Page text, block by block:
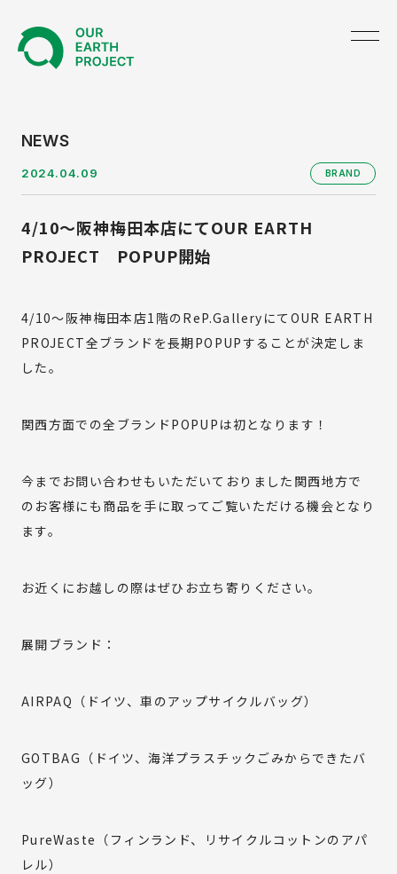
TOP
ABOUT US
NEWS
GREEN UNIFORM
BRAND
MATERIAL
ONLINE STORE
利用規約
特定商取引法に基づく表記
Copyright(C) OUR EARTH PROJECT All Right Reserved.
NEWS
2024.04.09 BRAND
4/10～阪神梅田本店にてOUR EARTH
PROJECT POPUP開始
4/10～阪神梅田本店1階のReP.GalleryにてOUR EARTH
PROJECT全ブランドを長期POPUPすることが決定しま
した。
関西方面での全ブランドPOPUPは初となります！
今までお問い合わせもいただいておりました関西地方で
のお客様にも商品を手に取ってご覧いただける機会となり
ます。
お近くにお越しの際はぜひお立ち寄りください。
展開ブランド：
AIRPAQ（ドイツ、車のアップサイクルバッグ）
GOTBAG（ドイツ、海洋プラスチックごみからできたバ
ッグ）
PureWaste（フィンランド、リサイクルコットンのアパ
レル）